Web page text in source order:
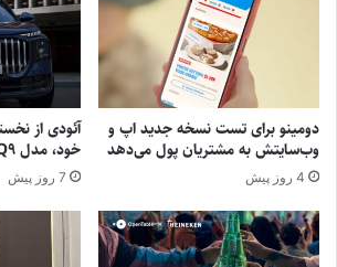
دومینو برای تست نسخه جدید اپ و
وب‌سایتش به مشتریان پول می‌دهد
4 روز پیش
آئودی از
خود، مدل Q9 پرده برداشت
7 روز پیش